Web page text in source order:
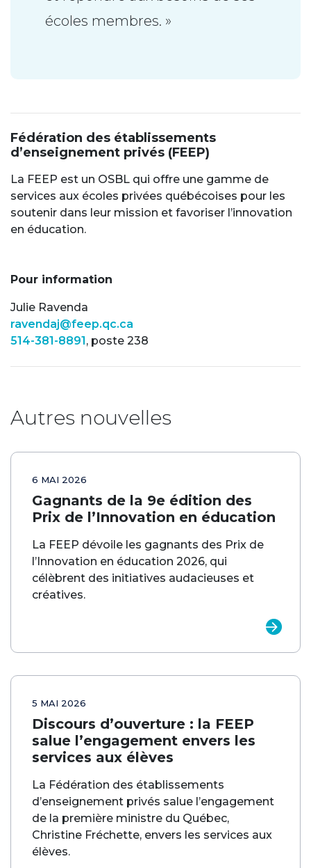
écoles membres. »
Fédération des établissements
d’enseignement privés (FEEP)
La FEEP est un OSBL qui offre une gamme de
services aux écoles privées québécoises pour les
soutenir dans leur mission et favoriser l’innovation
en éducation.
Pour information
Julie Ravenda
ravendaj@feep.qc.ca
514-381-8891, poste 238
Autres nouvelles
6 MAI 2026
Gagnants de la 9e édition des
Prix de l’Innovation en éducation
La FEEP dévoile les gagnants des Prix de
l’Innovation en éducation 2026, qui
célèbrent des initiatives audacieuses et
créatives.
5 MAI 2026
Discours d’ouverture : la FEEP
salue l’engagement envers les
services aux élèves
La Fédération des établissements
d’enseignement privés salue l’engagement
de la première ministre du Québec,
Christine Fréchette, envers les services aux
élèves.